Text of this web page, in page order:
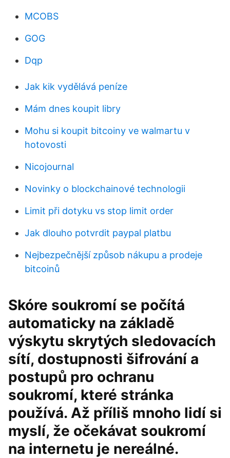
MCOBS
GOG
Dqp
Jak kik vydělává peníze
Mám dnes koupit libry
Mohu si koupit bitcoiny ve walmartu v
hotovosti
Nicojournal
Novinky o blockchainové technologii
Limit při dotyku vs stop limit order
Jak dlouho potvrdit paypal platbu
Nejbezpečnější způsob nákupu a prodeje
bitcoinů
Skóre soukromí se počítá
automaticky na základě
výskytu skrytých sledovacích
sítí, dostupnosti šifrování a
postupů pro ochranu
soukromí, které stránka
používá. Až příliš mnoho lidí si
myslí, že očekávat soukromí
na internetu je nereálné.